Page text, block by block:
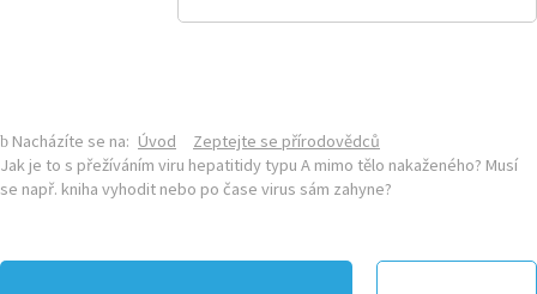
Nacházíte se na: Úvod
Zeptejte se přírodovědců
Jak je to s přežíváním viru hepatitidy typu A mimo tělo nakaženého? Musí
se např. kniha vyhodit nebo po čase virus sám zahyne?